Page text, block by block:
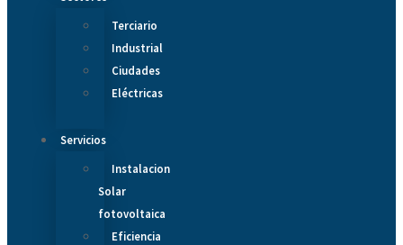
Terciario
Industrial
Ciudades
Eléctricas
Servicios
Instalacion
Solar
fotovoltaica
Eficiencia